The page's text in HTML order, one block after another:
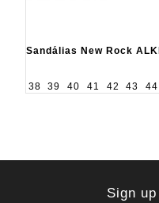
Sandálias New Rock
38 39 40 41 42 43 44
Sign